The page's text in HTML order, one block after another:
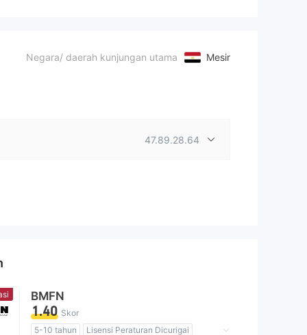
Negara/ daerah kunjungan utama Mesir
47.89.28.64
BMFN
1.40 Skor
5-10 tahun
Lisensi Peraturan Dicurigai